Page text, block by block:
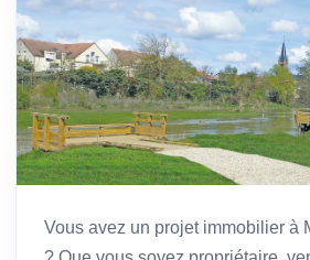
Vous avez un projet immobilier à